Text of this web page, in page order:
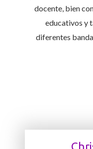
docente, bien
educativos y
diferentes